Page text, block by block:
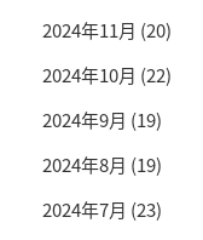
2024年11月 (20)
2024年10月 (22)
2024年9月 (19)
2024年8月 (19)
2024年7月 (23)